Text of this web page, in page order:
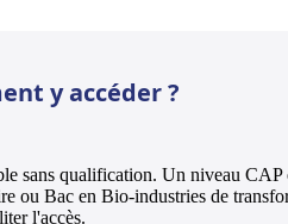
y accéder ?
sans qualification. Un niveau CAP
ou Bac en Bio-industries de
l'accès.